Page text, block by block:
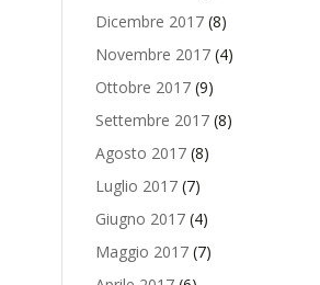
Dicembre 2017(8)
Novembre 2017(4)
Ottobre 2017(9)
Settembre 2017(8)
Agosto 2017(8)
Luglio 2017(7)
Giugno 2017(4)
Maggio 2017(7)